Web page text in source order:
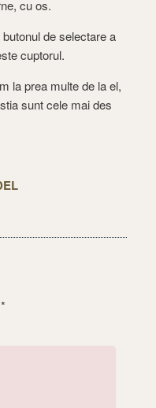
cu os.
de selectare a
cuptorul.
la prea multe de la el,
sunt cele mai des
*